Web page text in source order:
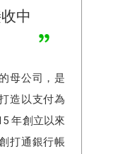
中
母公司，是
造以支付為
年創立以來
打通銀行帳